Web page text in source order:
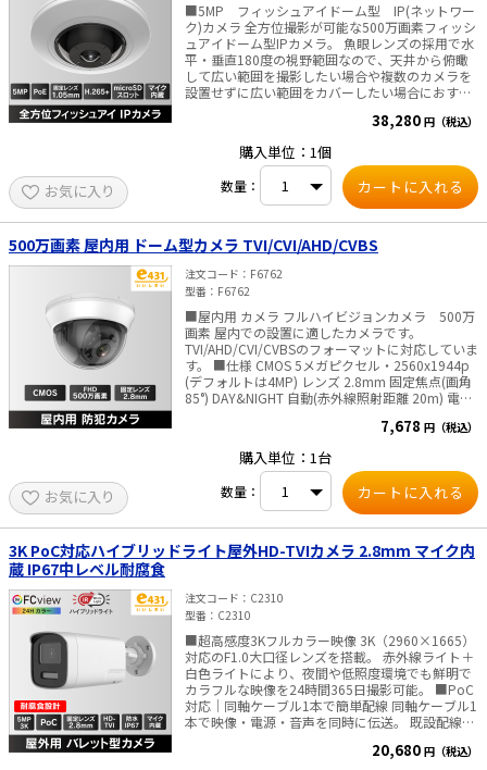
■5MP フィッシュアイドーム型 IP(ネットワー
ク)カメラ 全方位撮影が可能な500万画素フィッシ
ュアイドーム型IPカメラ。 魚眼レンズの採用で水
平・垂直180度の視野範囲なので、天井から俯瞰
して広い範囲を撮影したい場合や複数のカメラを
設置せずに広い範囲をカバーしたい場合におすす
38,280 円（税込）
お気に入り
購入単位：1個
数量：
500万画素 屋内用 ドーム型カメラ TVI/CVI/AHD/CVBS
注文コード
F6762
型番
F6762
■屋内用 カメラ フルハイビジョンカメラ 500万
画素 屋内での設置に適したカメラです。
TVI/AHD/CVI/CVBSのフォーマットに対応していま
す。 ■仕様 CMOS 5メガピクセル・2560x1944p
(デフォルトは4MP) レンズ 2.8mm 固定焦点(画角
85°) DAY&NIGHT 自動(赤外線照射距離 20m) 電源
付属しておりません 別途販売はこちらより
7,678 円（税込）
お気に入り
購入単位：1台
数量：
3K PoC対応ハイブリッドライト屋外HD-TVIカメラ 2.8mm マイク内
蔵 IP67中レベル耐腐食
注文コード
C2310
型番
C2310
■超高感度3Kフルカラー映像 3K（2960×1665）
対応のF1.0大口径レンズを搭載。 赤外線ライト＋
白色ライトにより、夜間や低照度環境でも鮮明で
カラフルな映像を24時間365日撮影可能。 ■PoC
対応｜同軸ケーブル1本で簡単配線 同軸ケーブル1
本で映像・電源・音声を同時に伝送。 既設配線を
新コストを抑えられます。 ※PoC給電は弊社PoC
20,680 円（税込）